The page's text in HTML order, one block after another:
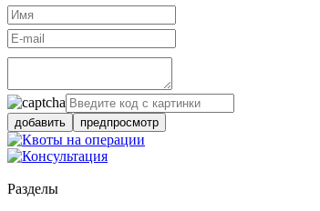
добавить предпросмотр
Разделы